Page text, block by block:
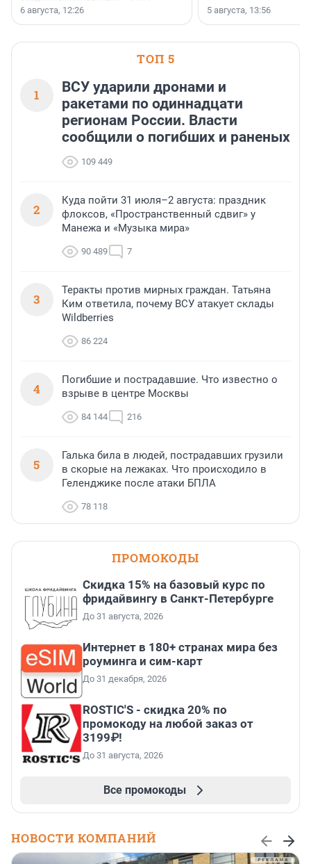
заключили соглашение о
6 августа, 12:26
5 августа, 13:56
ТОП 5
1
ВСУ ударили дронами и
ракетами по одиннадцати
регионам России. Власти
сообщили о погибших и раненых
109 449
2
Куда пойти 31 июля–2 августа: праздник
флоксов, «Пространственный сдвиг» у
Манежа и «Музыка мира»
90 489 7
3
Теракты против мирных граждан. Татьяна
Ким ответила, почему ВСУ атакует склады
Wildberries
86 224
4
Погибшие и пострадавшие. Что известно о
взрыве в центре Москвы
84 144 216
5
Галька била в людей, пострадавших грузили
в скорые на лежаках. Что происходило в
Геленджике после атаки БПЛА
78 118
ПРОМОКОДЫ
Скидка 15% на базовый курс по
фридайвингу в Санкт-Петербурге
До 31 августа, 2026
Интернет в 180+ странах мира без
роуминга и сим-карт
До 31 декабря, 2026
ROSTIC'S - скидка 20% по
промокоду на любой заказ от
3199₽!
До 31 августа, 2026
Все промокоды
НОВОСТИ КОМПАНИЙ